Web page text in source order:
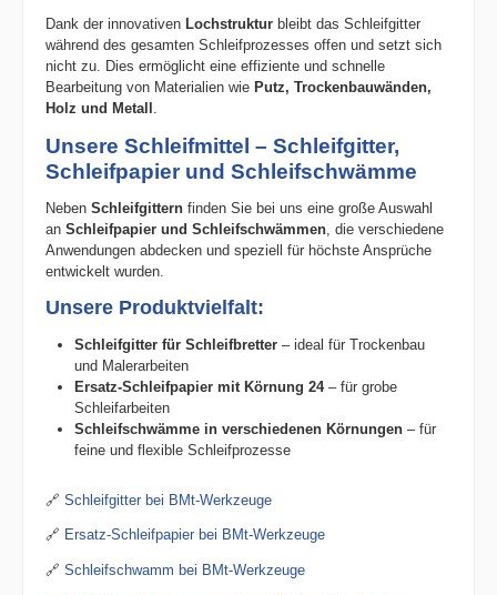
Dank der innovativen Lochstruktur bleibt das Schleifgitter
während des gesamten Schleifprozesses offen und setzt sich
nicht zu. Dies ermöglicht eine effiziente und schnelle
Bearbeitung von Materialien wie Putz, Trockenbauwänden,
Holz und Metall
Unsere Schleifmittel – Schleifgitter,
Schleifpapier und Schleifschwämme
Neben Schleifgittern finden Sie bei uns eine große Auswahl
an Schleifpapier und Schleifschwämmen, die verschiedene
Anwendungen abdecken und speziell für höchste Ansprüche
entwickelt wurden.
Unsere Produktvielfalt:
Schleifgitter für Schleifbretter– ideal für Trockenbau
und Malerarbeiten
Ersatz-Schleifpapier mit Körnung 24– für grobe
Schleifarbeiten
Schleifschwämme in verschiedenen Körnungen– für
feine und flexible Schleifprozesse
🔗 Schleifgitter bei BMt-Werkzeuge
🔗 Ersatz-Schleifpapier bei BMt-Werkzeuge
🔗 Schleifschwamm bei BMt-Werkzeuge